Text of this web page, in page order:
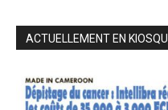
ACTUELLEMENT EN